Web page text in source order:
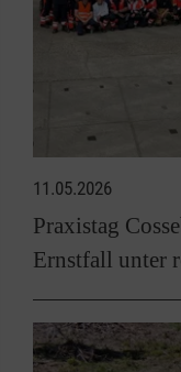
11.05.2026
Praxistag
Ernstfall unter